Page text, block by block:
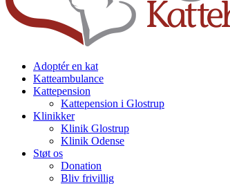
Adoptér en kat
Katteambulance
Kattepension
Kattepension i Glostrup
Klinikker
Klinik Glostrup
Klinik Odense
Støt os
Donation
Bliv frivillig